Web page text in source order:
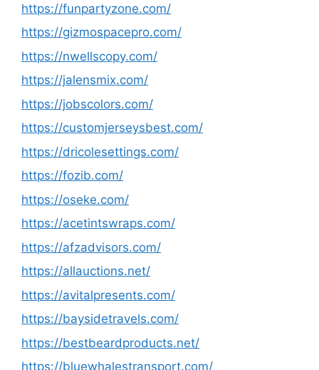
https://funpartyzone.com/
https://gizmospacepro.com/
https://nwellscopy.com/
https://jalensmix.com/
https://jobscolors.com/
https://customjerseysbest.com/
https://dricolesettings.com/
https://fozib.com/
https://oseke.com/
https://acetintswraps.com/
https://afzadvisors.com/
https://allauctions.net/
https://avitalpresents.com/
https://baysidetravels.com/
https://bestbeardproducts.net/
https://bluewhalestransport.com/